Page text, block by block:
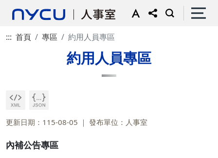
::: 首頁 專區 約用人員專區
約用人員專區
更新日期：115-08-05 發布單位：人事室
內補公告專區